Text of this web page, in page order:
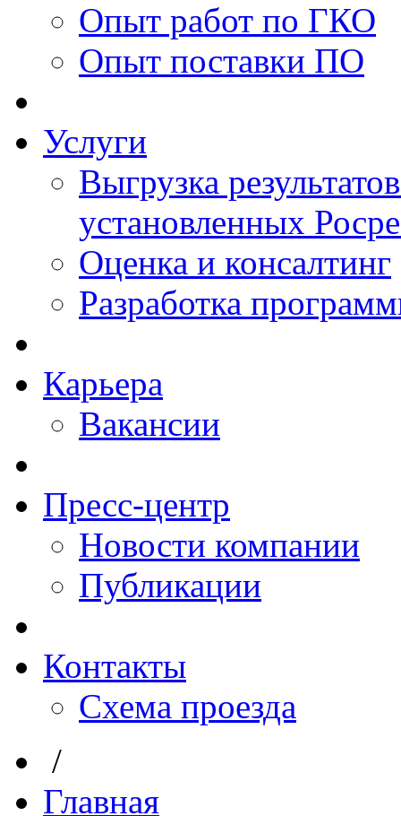
Опыт работ по ГКО
Опыт поставки ПО
Услуги
Выгрузка
установленных
Оценка и консалтинг
Разработка
Карьера
Вакансии
Пресс-центр
Новости компании
Публикации
Контакты
Схема проезда
/
Главная